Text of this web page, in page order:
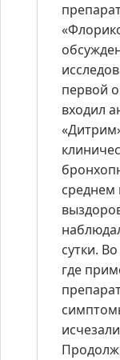
первой
входил
среднем
сутки.
где